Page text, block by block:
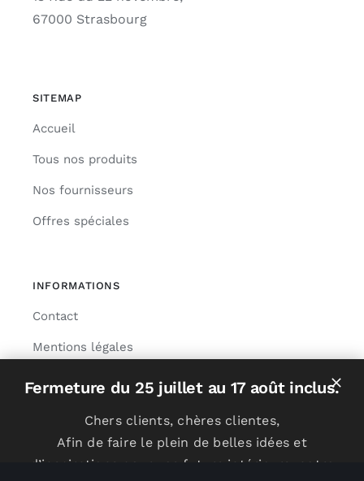
67000 Strasbourg
SITEMAP
Accueil
Tous nos produits
Nos fournisseurs
Offres spéciales
INFORMATIONS
Contact
Mentions légales
Fermeture du 25 juillet au 17 août inclus.
Chers clients, chères clientes,
Afin de faire le plein de belles idées et
d’inspirations pour vos futurs intérieurs, notre